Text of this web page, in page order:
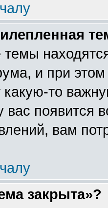
и при
какую-то
вас появится
вам
закрыта»?